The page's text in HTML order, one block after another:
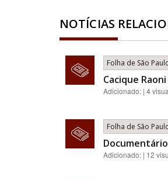
NOTÍCIAS
Folha de São
Cacique
Adicionado: | 4
Folha de São
Adicionado: | 12